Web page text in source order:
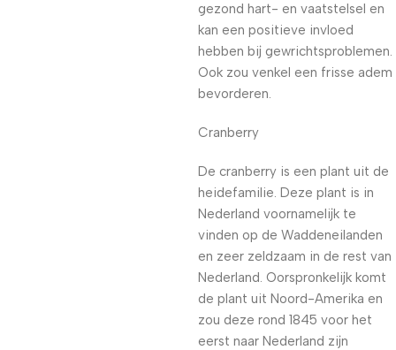
gezond hart- en vaatstelsel en
kan een positieve invloed
hebben bij gewrichtsproblemen.
Ook zou venkel een frisse adem
bevorderen.
Cranberry
De cranberry is een plant uit de
heidefamilie. Deze plant is in
Nederland voornamelijk te
vinden op de Waddeneilanden
en zeer zeldzaam in de rest van
Nederland. Oorspronkelijk komt
de plant uit Noord-Amerika en
zou deze rond 1845 voor het
eerst naar Nederland zijn